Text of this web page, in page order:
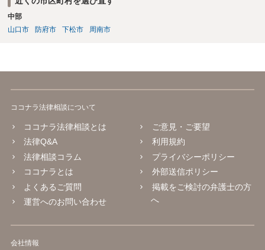
中部
山口市
防府市 下松市 周南市
ココナラ法律相談について
ココナラ法律相談とは
法律Q&A
法律相談コラム
ココナラとは
よくあるご質問
運営へのお問い合わせ
ご意見・ご要望
利用規約
プライバシーポリシー
外部送信ポリシー
掲載をご検討の弁護士の方
へ
会社情報